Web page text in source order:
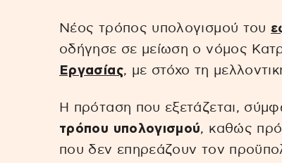
Νέος τρόπος υπολογισμού του
οδήγησε σε μείωση ο νόμος
Εργασίας, με στόχο τη
Η πρόταση που εξετάζεται,
τρόπου υπολογισμού, καθώς
που δεν επηρεάζουν τον